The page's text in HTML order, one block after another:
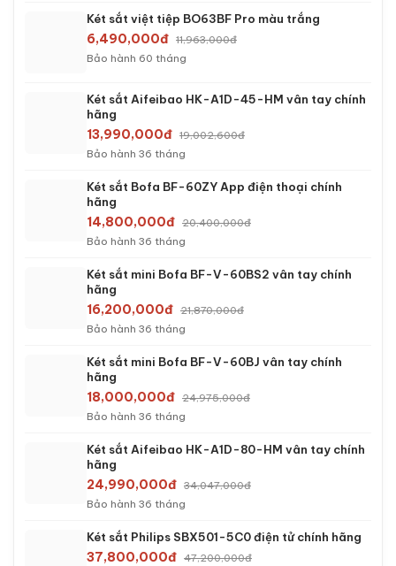
Két sắt việt tiệp K54E màu trắng khóa điện tử
3,090,000đ
4,063,000đ
Bảo hành 24 tháng
Két sắt việt tiệp K54VT màu trắng khóa vân tay
3,590,000đ
Bảo hành 24 tháng
Két sắt việt tiệp BO50FE Luxury màu xanh
4,390,000đ
Bảo hành 36 tháng
Két sắt việt tiệp BO50FE Luxury màu trắng
4,590,000đ
Bảo hành 36 tháng
5,090,000đ 7,404,666đ
Bảo hành 36 tháng
5,690,000đ
8,263,000đ
Bảo hành 60 tháng
Két sắt việt tiệp BO63FE Luxury màu xanh
5,090,000đ
8,963,000đ
Bảo hành 36 tháng